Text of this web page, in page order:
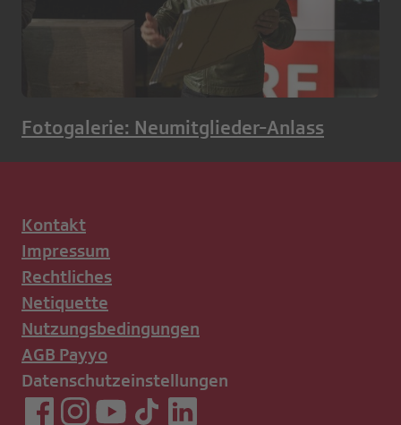
Fotogalerie: Neumitglieder-Anlass
Kontakt
Impressum
Rechtliches
Netiquette
Nutzungsbedingungen
AGB Payyo
Datenschutzeinstellungen